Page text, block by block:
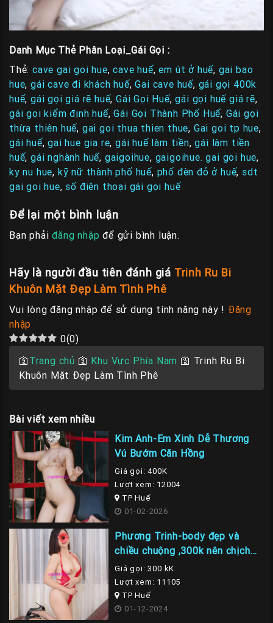
Danh Mục Thẻ Phân Loại_Gái Gọi :
Thẻ: cave gai goi hue,cave huế,em út ở huế, gai bao
hue,gái cave đi khách huế,Gai cave huế, gái gọi 400k
huế,gái gọi giá rẽ huế,Gái Gọi Huế,gái gọi huế giá rẽ,
gái gọi kiểm định huế,Gái Gọi Thành Phố Huế, Gái gọi
thừa thiên huế, gai goi thua thien thue, Gai goi tp hue,
gái huế,gai hue gia re,gái huế làm tiền,gái làm tiền
huế,gái nghành huế, gaigoihue, gaigoihue. gai goi hue,
ky nu hue, kỹ nữ thành phố huế, phố đèn đỏ ở huế, sdt
gai goi hue, số điện thoại gái gọi huế
Để lại một bình luận
Bạn phảiđăng nhập để gửi bình luận.
Hãy là người đầu tiên đánh giá Trinh Ru Bi
Khuôn Mặt Đẹp Làm Tình Phê
Vui lòng đăng nhập để sử dụng tính năng này ! Đăng
nhập
0(0)
🛐 Trang chủ 🛐 Khu Vực Phía Nam 🛐 Trinh Ru Bi
Khuôn Mặt Đẹp Làm Tình Phê
Bài viết xem nhiều
Kim Anh-Em Xinh Dễ Thương
Vú Bướm Căn Hồng
Giá gọi: 400K
Lượt xem: 12004
TP Huế
01-02-2026
Phương Trinh-body đẹp và
chiều chuộng ,300k nên chịch
em là nhất
Giá gọi: 300 kK
Lượt xem: 11105
TP Huế
01-12-2024